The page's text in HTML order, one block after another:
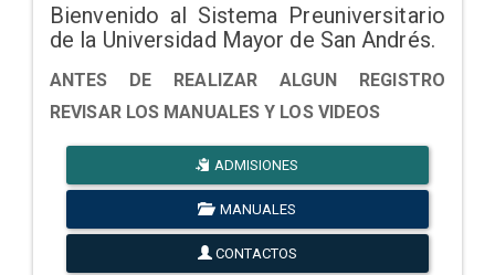
Bienvenido al Sistema Preuniversitario
de la Universidad Mayor de San Andrés.
ANTES DE REALIZAR ALGUN REGISTRO
REVISAR LOS MANUALES Y LOS VIDEOS
ADMISIONES
MANUALES
CONTACTOS